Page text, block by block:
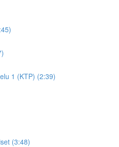
1 (KTP) (2:39)
(3:48)